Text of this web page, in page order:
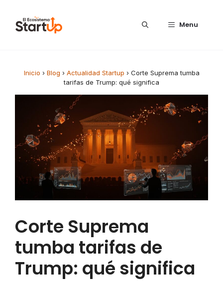
Menu
Inicio › Blog › Actualidad Startup › Corte Suprema tumba
tarifas de Trump: qué significa
Corte Suprema
tumba tarifas de
Trump: qué significa